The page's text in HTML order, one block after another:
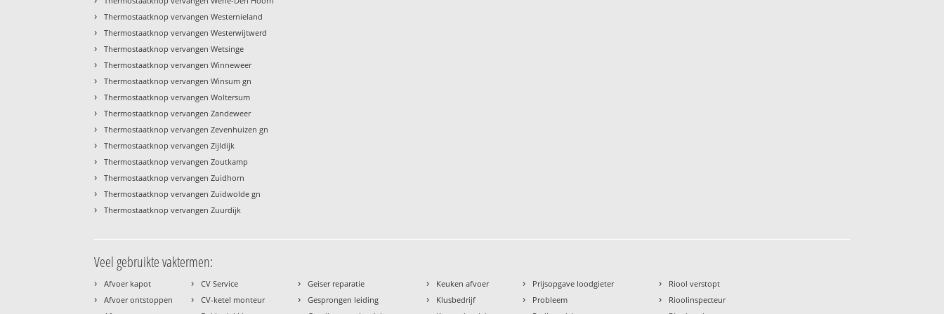
› Thermostaatknop vervangen Westernieland
› Thermostaatknop vervangen Westerwijtwerd
› Thermostaatknop vervangen Wetsinge
› Thermostaatknop vervangen Winneweer
› Thermostaatknop vervangen Winsum gn
› Thermostaatknop vervangen Woltersum
› Thermostaatknop vervangen Zandeweer
› Thermostaatknop vervangen Zevenhuizen gn
› Thermostaatknop vervangen Zijldijk
› Thermostaatknop vervangen Zoutkamp
› Thermostaatknop vervangen Zuidhorn
› Thermostaatknop vervangen Zuidwolde gn
› Thermostaatknop vervangen Zuurdijk
Veel gebruikte vaktermen:
› Afvoer kapot
› Afvoer ontstoppen
› CV Service
› CV-ketel monteur
› Geiser reparatie
› Gesprongen leiding
› Keuken afvoer
› Klusbedrijf
› Prijsopgave loodgieter
› Probleem
› Riool verstopt
› Rioolinspecteur